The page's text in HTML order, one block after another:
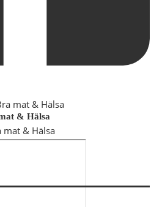
& Hälsa
mat & Hälsa